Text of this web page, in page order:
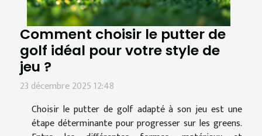
Comment choisir le putter de
golf idéal pour votre style de
jeu ?
23 décembre 2025 12:48
Choisir le putter de golf adapté à son jeu est une
étape déterminante pour progresser sur les greens.